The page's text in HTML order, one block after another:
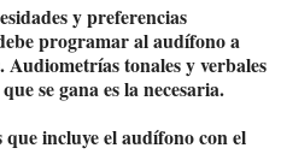
y preferencias
programar al audífono a
Audiometrías tonales y verbales
se gana es la necesaria.
incluye el audífono con el